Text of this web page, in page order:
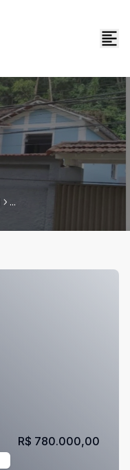
...
R$ 780.000,00